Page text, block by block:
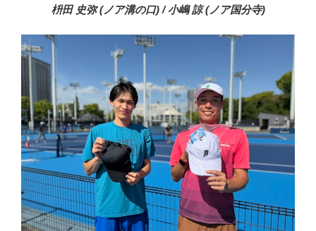
枡田 史弥 (ノア溝の口) / 小嶋 諒 (ノア国分寺)